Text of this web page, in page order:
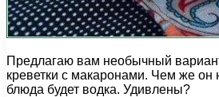
Предлагаю вам необычный
креветки с макаронами. Чем же он
блюда будет водка. Удивлены?